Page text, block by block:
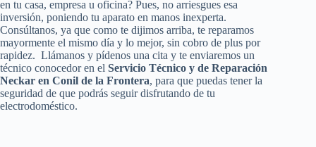
en tu casa, empresa u oficina? Pues, no arriesgues esa
inversión, poniendo tu aparato en manos inexperta.
Consúltanos, ya que como te dijimos arriba, te reparamos
mayormente el mismo día y lo mejor, sin cobro de plus por
rapidez. Llámanos y pídenos una cita y te enviaremos un
técnico conocedor en el Servicio Técnico y de Reparación
Neckar en Conil de la Frontera, para que puedas tener la
seguridad de que podrás seguir disfrutando de tu
electrodoméstico.